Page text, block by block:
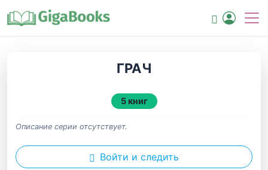
ГРАЧ
5 книг
Описание серии отсутствует.
Войти и следить